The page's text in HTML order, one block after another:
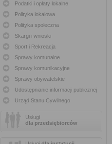
Podatki i opłaty lokalne
Polityka lokalowa
Polityka społeczna
Skargi i wnioski
Sport i Rekreacja
Sprawy komunalne
Sprawy komunikacyjne
Sprawy obywatelskie
Udostępnianie informacji publicznej
Urząd Stanu Cywilnego
Usługi
dla przedsiębiorców